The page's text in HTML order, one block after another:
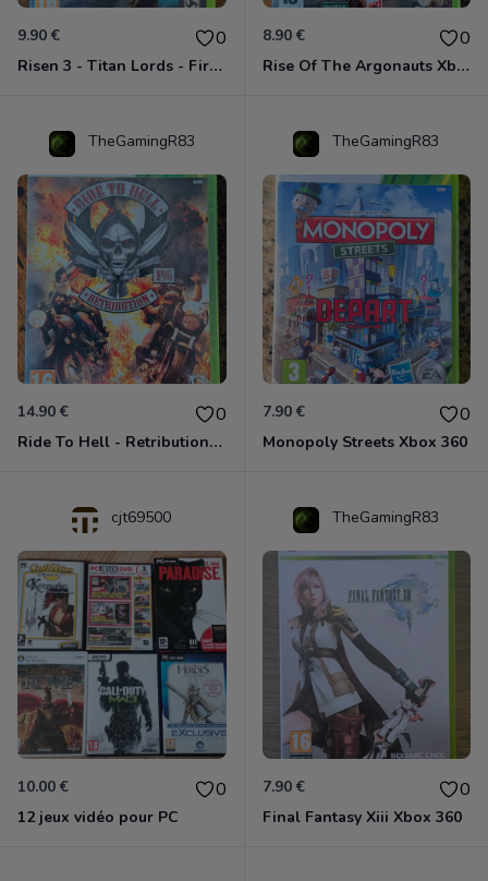
9.90 € 0
Risen 3 - Titan Lords - First Edition Xbox 360
8.90 € 0
Rise Of The Argonauts Xbox 360
TheGamingR83
14.90 € 0
Ride To Hell - Retribution Xbox 360
TheGamingR83
7.90 € 0
Monopoly Streets Xbox 360
cjt69500
10.00 € 0
12 jeux vidéo pour PC
TheGamingR83
7.90 € 0
Final Fantasy Xiii Xbox 360